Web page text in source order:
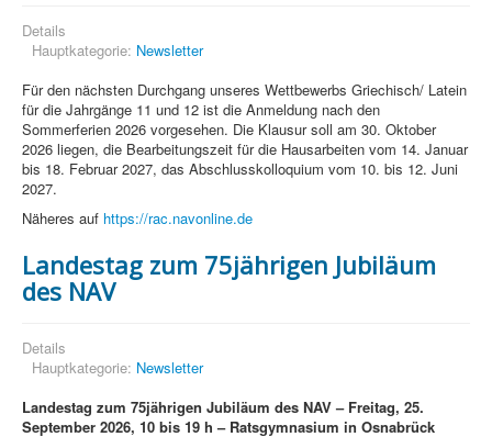
Details
Hauptkategorie: Newsletter
Für den nächsten Durchgang unseres Wettbewerbs Griechisch/ Latein
für die Jahrgänge 11 und 12 ist die Anmeldung nach den
Sommerferien 2026 vorgesehen. Die Klausur soll am 30. Oktober
2026 liegen, die Bearbeitungszeit für die Hausarbeiten vom 14. Januar
bis 18. Februar 2027, das Abschlusskolloquium vom 10. bis 12. Juni
2027.
Näheres auf https://rac.navonline.de
Landestag zum 75jährigen Jubiläum
des NAV
Details
Hauptkategorie: Newsletter
Landestag zum 75jährigen Jubiläum des NAV – Freitag, 25.
September 2026, 10 bis 19 h – Ratsgymnasium in Osnabrück